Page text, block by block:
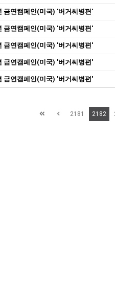
금연캠페인(미국) '버거씨병편'
금연캠페인(미국) '버거씨병편'
금연캠페인(미국) '버거씨병편'
금연캠페인(미국) '버거씨병편'
금연캠페인(미국) '버거씨병편'
2181 2182